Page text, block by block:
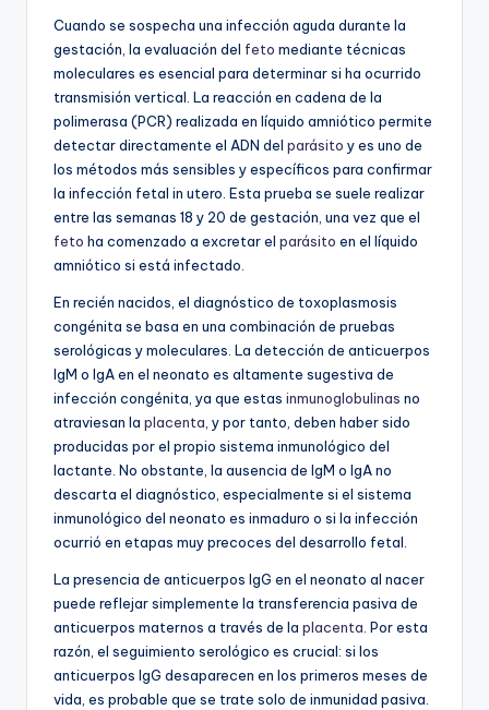
Cuando se sospecha una infección aguda durante la
gestación, la evaluación del feto mediante técnicas
moleculares es esencial para determinar si ha ocurrido
transmisión vertical. La reacción en cadena de la
polimerasa (PCR) realizada en líquido amniótico permite
detectar directamente el ADN del parásito y es uno de
los métodos más sensibles y específicos para confirmar
la infección fetal in utero. Esta prueba se suele realizar
entre las semanas 18 y 20 de gestación, una vez que el
feto ha comenzado a excretar el parásito en el líquido
amniótico si está infectado.
En recién nacidos, el diagnóstico de toxoplasmosis
congénita se basa en una combinación de pruebas
serológicas y moleculares. La detección de anticuerpos
IgM o IgA en el neonato es altamente sugestiva de
infección congénita, ya que estas inmunoglobulinas no
atraviesan la placenta, y por tanto, deben haber sido
producidas por el propio sistema inmunológico del
lactante. No obstante, la ausencia de IgM o IgA no
descarta el diagnóstico, especialmente si el sistema
inmunológico del neonato es inmaduro o si la infección
ocurrió en etapas muy precoces del desarrollo fetal.
La presencia de anticuerpos IgG en el neonato al nacer
puede reflejar simplemente la transferencia pasiva de
anticuerpos maternos a través de la placenta. Por esta
razón, el seguimiento serológico es crucial: si los
anticuerpos IgG desaparecen en los primeros meses de
vida, es probable que se trate solo de inmunidad pasiva.